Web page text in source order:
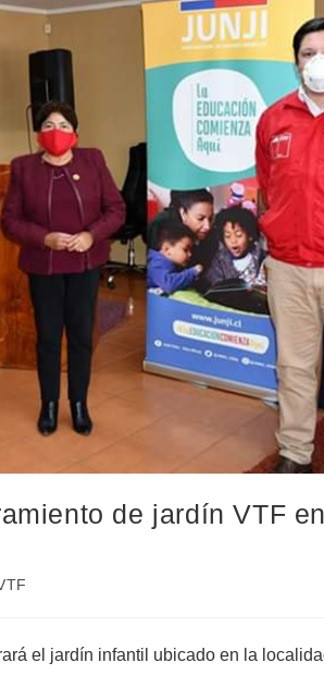
de jardín VTF
el jardín infantil ubicado en la